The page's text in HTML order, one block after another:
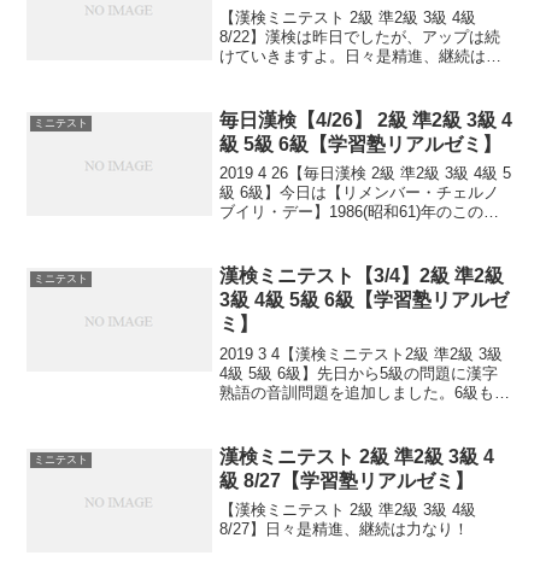
【漢検ミニテスト 2級 準2級 3級 4級
8/22】漢検は昨日でしたが、アップは続
けていきますよ。日々是精進、継続は力
ミニテスト
毎日漢検【4/26】 2級 準2級 3級 4
級 5級 6級【学習塾リアルゼミ】
2019 4 26【毎日漢検 2級 準2級 3級 4級 5
級 6級】今日は【リメンバー・チェルノ
ブイリ・デー】1986(昭和61)年のこの
しました。【よい風呂の日】「よ...
ミニテスト
漢検ミニテスト【3/4】2級 準2級
3級 4級 5級 6級【学習塾リアルゼ
ミ】
2019 3 4【漢検ミニテスト2級 準2級 3級
4級 5級 6級】先日から5級の問題に漢字
熟語の音訓問題を追加しました。6級も追
も一歩から。 日々是精進、継続は...
ミニテスト
漢検ミニテスト 2級 準2級 3級 4
級 8/27【学習塾リアルゼミ】
【漢検ミニテスト 2級 準2級 3級 4級
8/27】日々是精進、継続は力なり！